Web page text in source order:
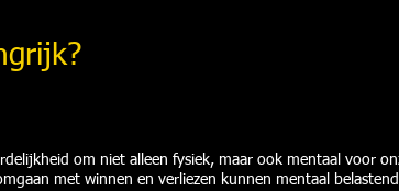
om niet alleen fysiek, maar ook mentaal voor
met winnen en verliezen kunnen mentaal